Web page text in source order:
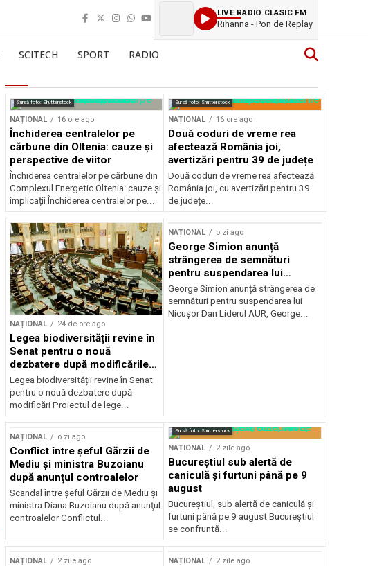
LIVE RADIO CLASIC FM
Rihanna - Pon de Replay
SCITECH SPORT RADIO
Sursă foto: Shutterstock
NAȚIONAL 16 ore ago
Închiderea centralelor pe
cărbune din Oltenia: cauze și
perspective de viitor
Închiderea centralelor pe cărbune din
Complexul Energetic Oltenia: cauze și
implicații Închiderea centralelor pe...
Sursă foto: Shutterstock
NAȚIONAL 16 ore ago
Două coduri de vreme rea
afectează România joi,
avertizări pentru 39 de județe
Două coduri de vreme rea afectează
România joi, cu avertizări pentru 39
de județe...
NAȚIONAL 24 de ore ago
Legea biodiversității revine în
Senat pentru o nouă
dezbatere după modificările
deputaților
Legea biodiversității revine în Senat
pentru o nouă dezbatere după
modificări Proiectul de lege...
NAȚIONAL o zi ago
George Simion anunță
strângerea de semnături
pentru suspendarea lui
Nicușor Dan
George Simion anunță strângerea de
semnături pentru suspendarea lui
Nicușor Dan Liderul AUR, George...
NAȚIONAL o zi ago
Conflict între şeful Gărzii de
Mediu şi ministra Buzoianu
după anunţul controalelor
Scandal între şeful Gărzii de Mediu şi
ministra Diana Buzoianu după anunţul
controalelor Conflictul...
Sursă foto: Shutterstock
NAȚIONAL 2 zile ago
Bucureștiul sub alertă de
caniculă și furtuni până pe 9
august
Bucureștiul, sub alertă de caniculă și
furtuni până pe 9 august Bucureștiul
se confruntă...
NAȚIONAL 2 zile ago NAȚIONAL 2 zile ago